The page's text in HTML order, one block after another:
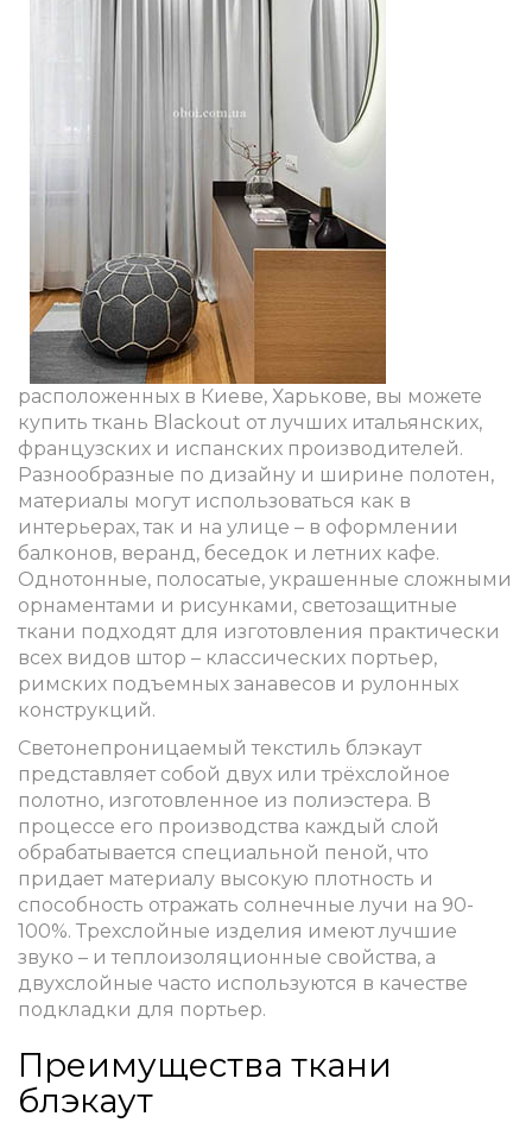
расположенных в Киеве, Харькове, вы можете
купить ткань Blackout от лучших итальянских,
французских и испанских производителей.
Разнообразные по дизайну и ширине полотен,
материалы могут использоваться как в
интерьерах, так и на улице – в оформлении
балконов, веранд, беседок и летних кафе.
Однотонные, полосатые, украшенные сложными
орнаментами и рисунками, светозащитные
ткани подходят для изготовления практически
всех видов штор – классических портьер,
римских подъемных занавесов и рулонных
конструкций.
Светонепроницаемый текстиль блэкаут
представляет собой двух или трёхслойное
полотно, изготовленное из полиэстера. В
процессе его производства каждый слой
обрабатывается специальной пеной, что
придает материалу высокую плотность и
способность отражать солнечные лучи на 90-
100%. Трехслойные изделия имеют лучшие
звуко – и теплоизоляционные свойства, а
двухслойные часто используются в качестве
подкладки для портьер.
Преимущества ткани
блэкаут